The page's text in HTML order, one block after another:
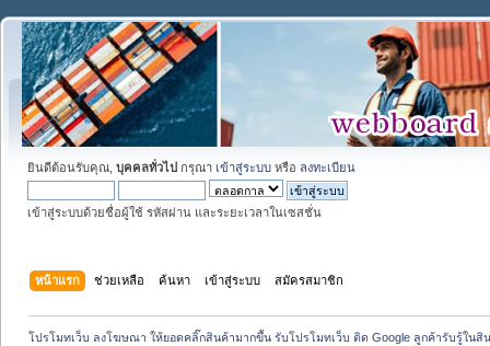
ยินดีต้อนรับคุณ, บุคคลทั่วไป กรุณา เข้าสู่ระบบ หรือ ลงทะเบียน
เข้าสู่ระบบด้วยชื่อผู้ใช้ รหัสผ่าน และระยะเวลาในเซสชั่น
หน้าแรก ช่วยเหลือ ค้นหา เข้าสู่ระบบ สมัครสมาชิก
โปรโมทเว็บ ลงโฆษณา ให้ยอดคลิ๊กสินค้ามากขึ้น รับโปรโมทเว็บ ติด Google ลูกค้ารับรู้ใน